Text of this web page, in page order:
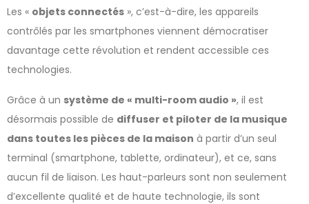
Les « objets connectés », c’est-à-dire, les appareils
contrôlés par les smartphones viennent démocratiser
davantage cette révolution et rendent accessible ces
technologies.
Grâce à un système de « multi-room audio », il est
désormais possible de diffuser et piloter de la musique
dans toutes les pièces de la maison à partir d’un seul
terminal (smartphone, tablette, ordinateur), et ce, sans
aucun fil de liaison. Les haut-parleurs sont non seulement
d’excellente qualité et de haute technologie, ils sont